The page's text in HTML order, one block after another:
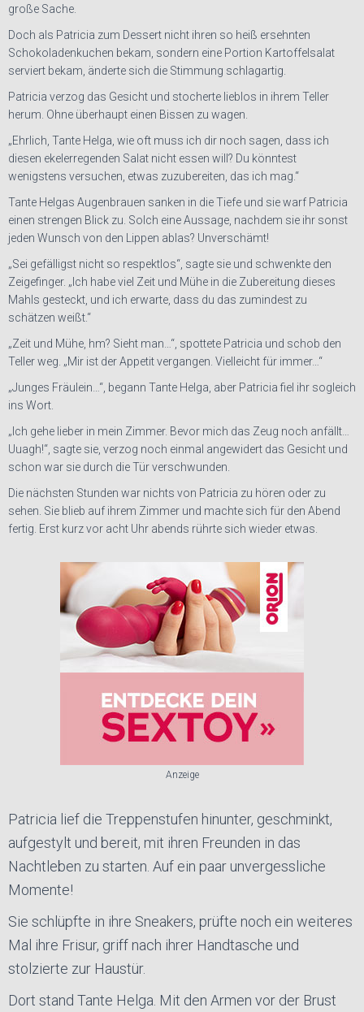
große Sache.
Doch als Patricia zum Dessert nicht ihren so heiß ersehnten
Schokoladenkuchen bekam, sondern eine Portion Kartoffelsalat
serviert bekam, änderte sich die Stimmung schlagartig.
Patricia verzog das Gesicht und stocherte lieblos in ihrem Teller
herum. Ohne überhaupt einen Bissen zu wagen.
„Ehrlich, Tante Helga, wie oft muss ich dir noch sagen, dass ich
diesen ekelerregenden Salat nicht essen will? Du könntest
wenigstens versuchen, etwas zuzubereiten, das ich mag.“
Tante Helgas Augenbrauen sanken in die Tiefe und sie warf Patricia
einen strengen Blick zu. Solch eine Aussage, nachdem sie ihr sonst
jeden Wunsch von den Lippen ablas? Unverschämt!
„Sei gefälligst nicht so respektlos“, sagte sie und schwenkte den
Zeigefinger. „Ich habe viel Zeit und Mühe in die Zubereitung dieses
Mahls gesteckt, und ich erwarte, dass du das zumindest zu
schätzen weißt.“
„Zeit und Mühe, hm? Sieht man…“, spottete Patricia und schob den
Teller weg. „Mir ist der Appetit vergangen. Vielleicht für immer…“
„Junges Fräulein…“, begann Tante Helga, aber Patricia fiel ihr sogleich
ins Wort.
„Ich gehe lieber in mein Zimmer. Bevor mich das Zeug noch anfällt…
Uuagh!“, sagte sie, verzog noch einmal angewidert das Gesicht und
schon war sie durch die Tür verschwunden.
Die nächsten Stunden war nichts von Patricia zu hören oder zu
sehen. Sie blieb auf ihrem Zimmer und machte sich für den Abend
fertig. Erst kurz vor acht Uhr abends rührte sich wieder etwas.
Anzeige
Patricia lief die Treppenstufen hinunter, geschminkt,
aufgestylt und bereit, mit ihren Freunden in das
Nachtleben zu starten. Auf ein paar unvergessliche
Momente!
Sie schlüpfte in ihre Sneakers, prüfte noch ein weiteres
Mal ihre Frisur, griff nach ihrer Handtasche und
stolzierte zur Haustür.
Dort stand Tante Helga. Mit den Armen vor der Brust